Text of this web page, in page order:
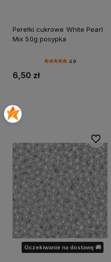
Perełki cukrowe White Pearl
Mix 50g posypka
4.9
6,50 zł
Oczekiwanie na dostawę 🚚
Do